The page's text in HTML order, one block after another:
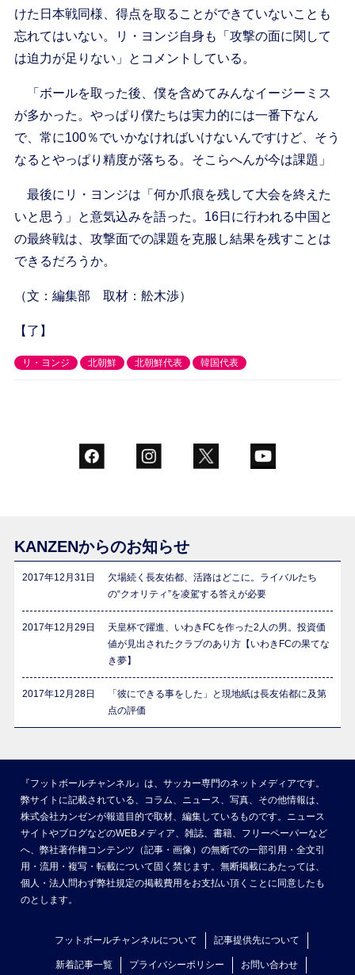
けた日本戦同様、得点を取ることができていないことも
忘れてはいない。リ・ヨンジ自身も「攻撃の面に関して
は迫力が足りない」とコメントしている。
「ボールを取った後、僕を含めてみんなイージーミス
が多かった。やっぱり僕たちは実力的には一番下なん
で、常に100％でいかなければいけないんですけど、そう
なるとやっぱり精度が落ちる。そこらへんが今は課題」
最後にリ・ヨンジは「何か爪痕を残して大会を終えた
いと思う」と意気込みを語った。16日に行われる中国と
の最終戦は、攻撃面での課題を克服し結果を残すことは
できるだろうか。
（文：編集部 取材：舩木渉）
【了】
リ・ヨンジ 北朝鮮 北朝鮮代表 韓国代表
KANZENからのお知らせ
2017年12月31日
欠場続く長友佑都、活路はどこに。ライバルたち
の“クオリティ”を凌駕する答えが必要
2017年12月29日
天皇杯で躍進、いわきFCを作った2人の男。投資価
値が見出されたクラブのあり方【いわきFCの果てな
き夢】
2017年12月28日
「彼にできる事をした」と現地紙は長友佑都に及第
点の評価
『フットボールチャンネル』は、サッカー専門のネットメディアです。
弊サイトに記載されている、コラム、ニュース、写真、その他情報は、
株式会社カンゼンが報道目的で取材、編集しているものです。ニュース
サイトやブログなどのWEBメディア、雑誌、書籍、フリーペーパーなど
へ、弊社著作権コンテンツ（記事・画像）の無断での一部引用・全文引
用・流用・複写・転載について固く禁じます。無断掲載にあたっては、
個人・法人問わず弊社規定の掲載費用をお支払い頂くことに同意したも
のとします。
フットボールチャンネルについて 記事提供先について
新着記事一覧 プライバシーポリシー お問い合わせ